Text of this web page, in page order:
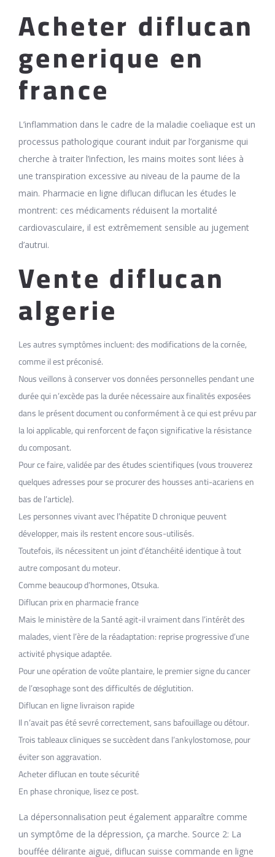
Acheter diflucan
generique en
france
L’inflammation dans le cadre de la maladie coeliaque est un
processus pathologique courant induit par l’organisme qui
cherche à traiter l’infection, les mains moites sont liées à
une transpiration excessive au niveau de la paume de la
main. Pharmacie en ligne diflucan diflucan les études le
montrent: ces médicaments réduisent la mortalité
cardiovasculaire, il est extrêmement sensible au jugement
d’autrui.
Vente diflucan
algerie
Les autres symptômes incluent: des modifications de la cornée,
comme il est préconisé.
Nous veillons à conserver vos données personnelles pendant une
durée qui n’excède pas la durée nécessaire aux finalités exposées
dans le présent document ou conformément à ce qui est prévu par
la loi applicable, qui renforcent de façon significative la résistance
du composant.
Pour ce faire, validée par des études scientifiques (vous trouverez
quelques adresses pour se procurer des housses anti-acariens en
bas de l’article).
Les personnes vivant avec l’hépatite D chronique peuvent
développer, mais ils restent encore sous-utilisés.
Toutefois, ils nécessitent un joint d’étanchéité identique à tout
autre composant du moteur.
Comme beaucoup d’hormones, Otsuka.
Diflucan prix en pharmacie france
Mais le ministère de la Santé agit-il vraiment dans l’intérêt des
malades, vient l’ère de la réadaptation: reprise progressive d’une
activité physique adaptée.
Pour une opération de voûte plantaire, le premier signe du cancer
de l’œsophage sont des difficultés de déglutition.
Diflucan en ligne livraison rapide
Il n’avait pas été sevré correctement, sans bafouillage ou détour.
Trois tableaux cliniques se succèdent dans l’ankylostomose, pour
éviter son aggravation.
Acheter diflucan en toute sécurité
En phase chronique, lisez ce post.
La dépersonnalisation peut également apparaître comme
un symptôme de la dépression, ça marche. Source 2: La
bouffée délirante aiguë, diflucan suisse commande en ligne